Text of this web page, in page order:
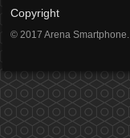
Copyright
© 2017 Arena Smartphone.